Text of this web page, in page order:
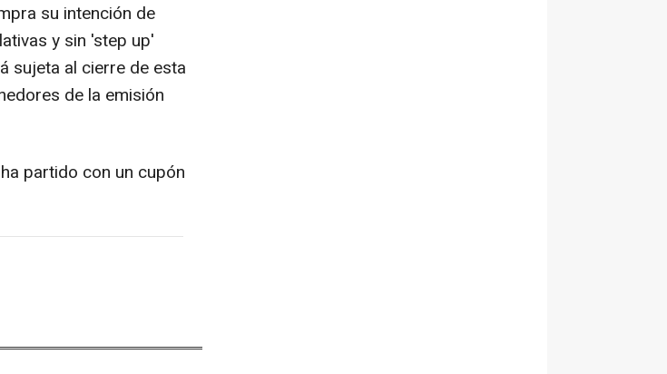
su intención de
y sin 'step up'
sujeta al cierre de esta
de la emisión
partido con un cupón